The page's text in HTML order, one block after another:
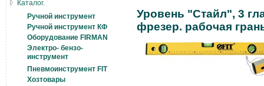
Уровень "Стайл", 3
фрезер. рабочая
Каталог.
Ручной инструмент
Ручной инструмент КФ
Оборудование FIRMAN
Электро- бензо-
инструмент
Пневмоинструмент FIT
Хозтовары